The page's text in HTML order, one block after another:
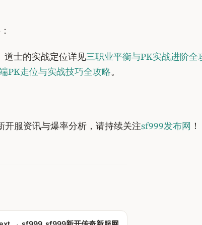
道士的实战定位详见三职业平衡与PK实战进阶全
PK走位与实战技巧全攻略。
开服资讯与爆率分析，请持续关注sf999发布网 ！